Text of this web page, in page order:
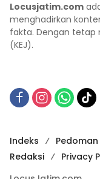
Locusjatim.com
menghadirkan
fakta. Dengan tetap
(KEJ).
Indeks
Redaksi
Privacy